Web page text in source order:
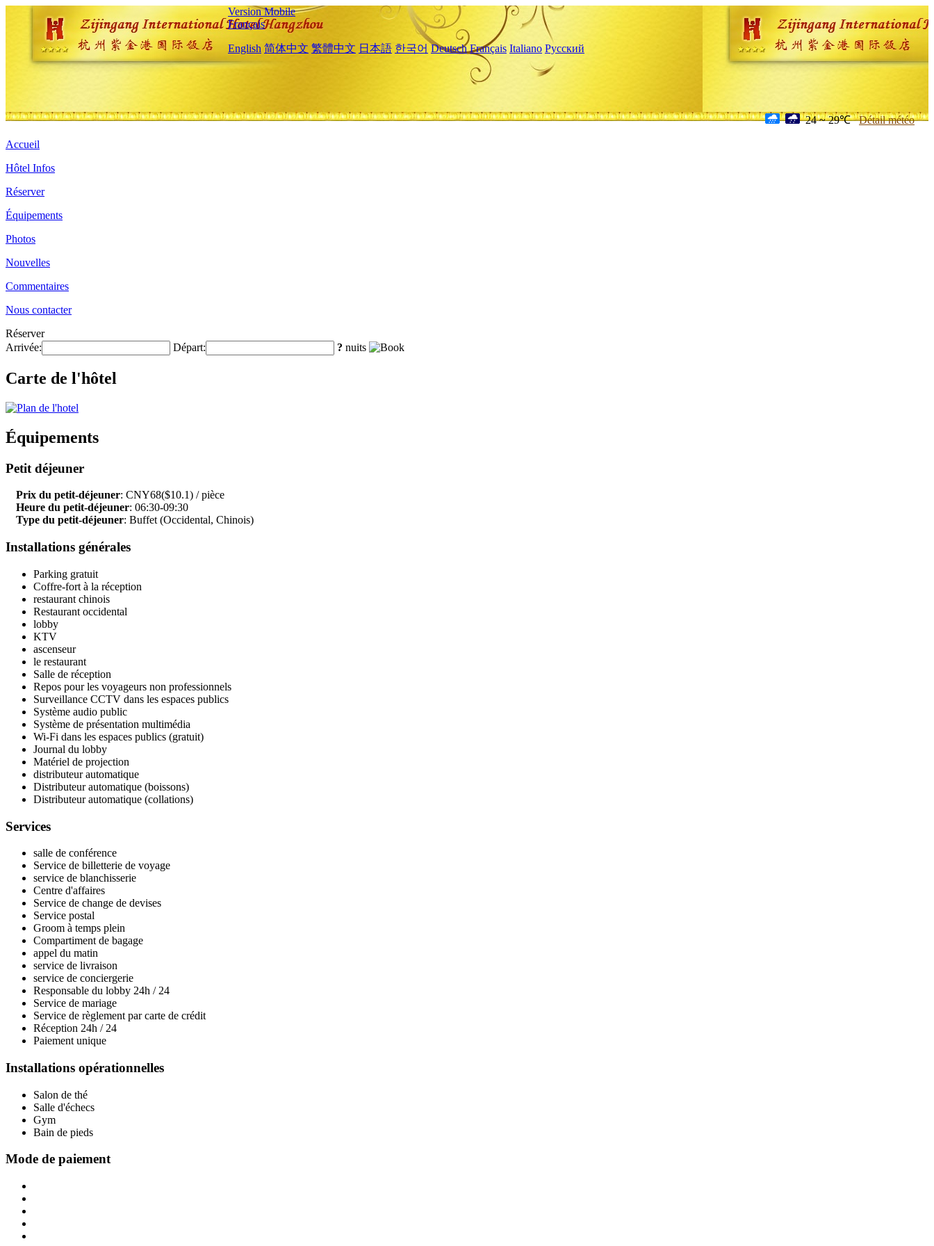
Version Mobile
Français
English 简体中文 繁體中文 日本語 한국어 Deutsch Français Italiano Русский
24 ~ 29℃ Détail météo
Accueil
Hôtel Infos
Réserver
Équipements
Photos
Nouvelles
Commentaires
Nous contacter
Réserver
Arrivée:
Départ: ? nuits
Carte de l'hôtel
Équipements
Petit déjeuner
Prix du petit-déjeuner: CNY68($10.1) / pièce
Heure du petit-déjeuner: 06:30-09:30
Type du petit-déjeuner: Buffet (Occidental, Chinois)
Installations générales
Parking gratuit
Coffre-fort à la réception
restaurant chinois
Restaurant occidental
lobby
KTV
ascenseur
le restaurant
Salle de réception
Repos pour les voyageurs non professionnels
Surveillance CCTV dans les espaces publics
Système audio public
Système de présentation multimédia
Wi-Fi dans les espaces publics (gratuit)
Journal du lobby
Matériel de projection
distributeur automatique
Distributeur automatique (boissons)
Distributeur automatique (collations)
Services
salle de conférence
Service de billetterie de voyage
service de blanchisserie
Centre d'affaires
Service de change de devises
Service postal
Groom à temps plein
Compartiment de bagage
appel du matin
service de livraison
service de conciergerie
Responsable du lobby 24h / 24
Service de mariage
Service de règlement par carte de crédit
Réception 24h / 24
Paiement unique
Installations opérationnelles
Salon de thé
Salle d'échecs
Gym
Bain de pieds
Mode de paiement